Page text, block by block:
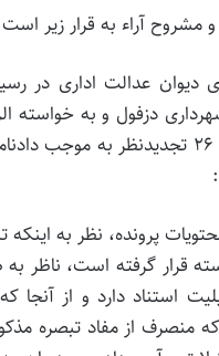
مشروح آراء به قرار زیر
دزفول و به خواسته
قرار گرفته است، ناظر
استناد دارد و از
منصرف از مفاد تبصره